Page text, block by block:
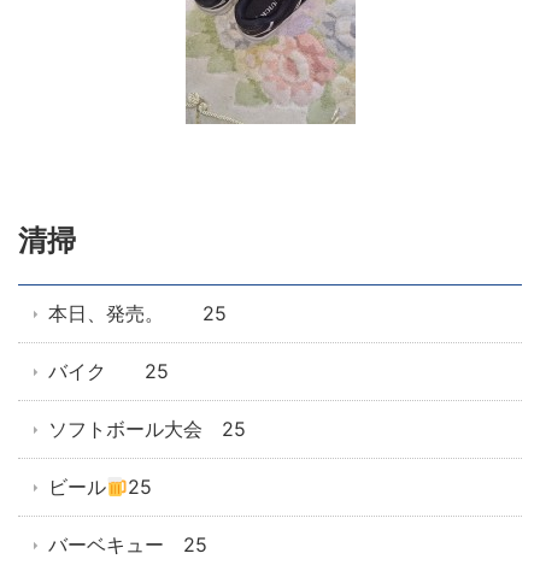
清掃
本日、発売。 25
バイク 25
ソフトボール大会 25
ビール 25
バーベキュー 25